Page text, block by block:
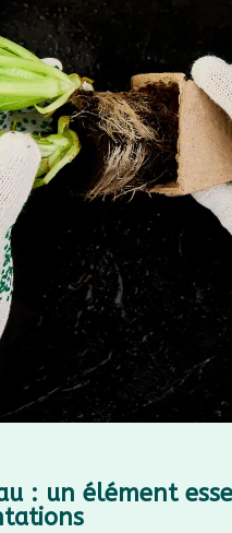
: un élément